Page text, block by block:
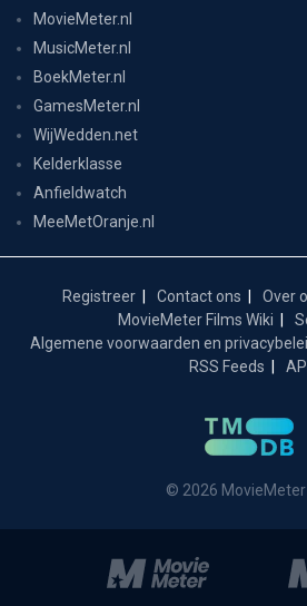
MovieMeter.nl
MusicMeter.nl
BoekMeter.nl
GamesMeter.nl
WijWedden.net
Kelderklasse
Anfieldwatch
MeeMetOranje.nl
Registreer Contact ons Over
MovieMeter Films Wiki
Algemene voorwaarden en
RSS Feeds
API
© 2026 MovieMeter